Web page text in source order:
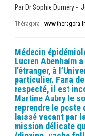
Par Dr Sophie Duméry -
Théragora - www.theragora.fr
Médecin
Lucien Abenhaîm
l’étranger, à
particulier. Fana
respecté, il est
Martine Aubry le
reprendre le poste
laissé vacant par
mission délicate